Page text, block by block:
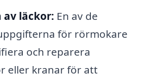
av läckor: En av de
för rörmokare
och reparera
eller kranar för att